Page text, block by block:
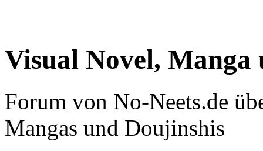
Visual Novel,
Forum von No-Neets.de
Mangas und Doujinshis